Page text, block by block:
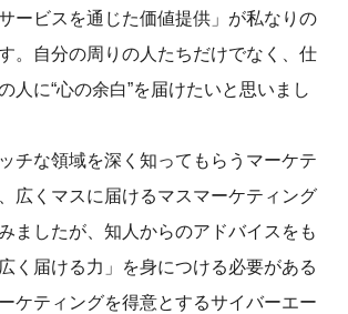
ービスを通じた価値提供」が私なりの
。自分の周りの人たちだけでなく、仕
人に“心の余白”を届けたいと思いまし
チな領域を深く知ってもらうマーケテ
広くマスに届けるマスマーケティング
ましたが、知人からのアドバイスをも
く届ける力」を身につける必要がある
ケティングを得意とするサイバーエー